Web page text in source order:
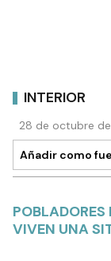
INTERIOR
28 de octubre
Añadir como
POBLADORES
VIVEN UNA